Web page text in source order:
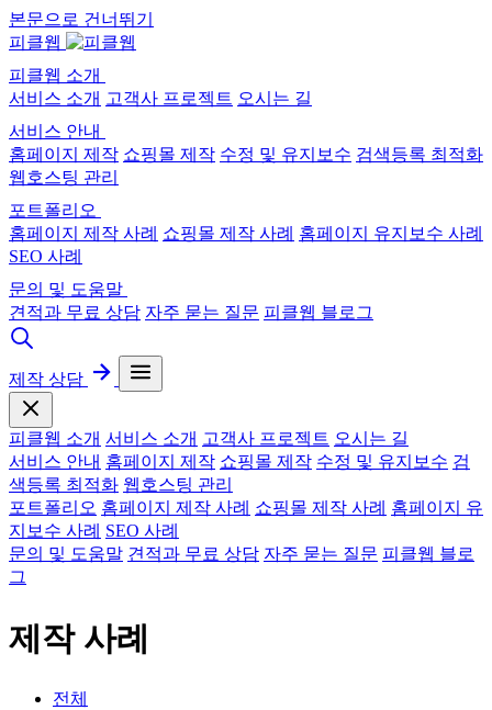
본문으로 건너뛰기
피클웹
피클웹 소개
서비스 소개 고객사 프로젝트 오시는 길
서비스 안내
홈페이지 제작 쇼핑몰 제작 수정 및 유지보수 검색등록 최적화
웹호스팅 관리
포트폴리오
홈페이지 제작 사례 쇼핑몰 제작 사례 홈페이지 유지보수 사례
SEO 사례
문의 및 도움말
견적과 무료 상담 자주 묻는 질문 피클웹 블로그
제작 상담
피클웹 소개 서비스 소개 고객사 프로젝트 오시는 길
서비스 안내 홈페이지 제작 쇼핑몰 제작 수정 및 유지보수 검
색등록 최적화 웹호스팅 관리
포트폴리오 홈페이지 제작 사례 쇼핑몰 제작 사례 홈페이지 유
지보수 사례 SEO 사례
문의 및 도움말 견적과 무료 상담 자주 묻는 질문 피클웹 블로
그
제작 사례
전체